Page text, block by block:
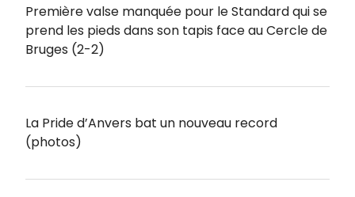
Première valse manquée pour le Standard qui se
prend les pieds dans son tapis face au Cercle de
Bruges (2-2)
La Pride d’Anvers bat un nouveau record
(photos)